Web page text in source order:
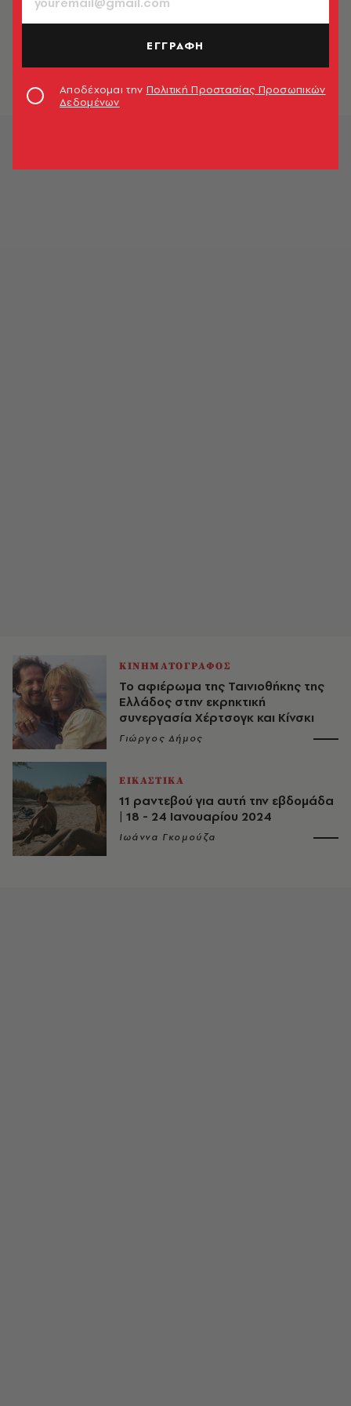
ΘΕΑΤΡΟ - ΟΠΕΡΑ
14 ραντεβού για αυτή την εβδομάδα
| 25 - 31 Ιανουαρίου 2024
Ιωάννα Γκομούζα
ΚΙΝΗΜΑΤΟΓΡΑΦΟΣ
Το αφιέρωμα της Ταινιοθήκης της
Ελλάδος στην εκρηκτική
συνεργασία Χέρτσογκ και Κίνσκι
Γιώργος Δήμος
ΕΙΚΑΣΤΙΚΑ
11 ραντεβού για αυτή την εβδομάδα
| 18 - 24 Ιανουαρίου 2024
Ιωάννα Γκομούζα
ΕΓΓΡΑΦΗ
Αποδέχομαι την Πολιτική Προστασίας Προσωπικών
Δεδομένων